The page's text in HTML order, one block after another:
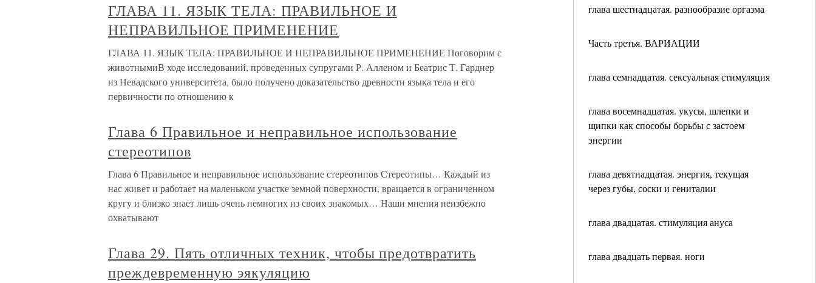
глава шестнадцатая. разнообразие оргазма
Часть третья. ВАРИАЦИИ
глава семнадцатая. сексуальная стимуляция
глава восемнадцатая. укусы, шлепки и
щипки как способы борьбы с застоем
энергии
глава девятнадцатая. энергия, текущая
через губы, соски и гениталии
глава двадцатая. стимуляция ануса
глава двадцать первая. ноги
ГЛАВА 11. ЯЗЫК ТЕЛА: ПРАВИЛЬНОЕ И
НЕПРАВИЛЬНОЕ ПРИМЕНЕНИЕ
ГЛАВА 11. ЯЗЫК ТЕЛА: ПРАВИЛЬНОЕ И НЕПРАВИЛЬНОЕ ПРИМЕНЕНИЕ Поговорим с
животнымиВ ходе исследований, проведенных супругами Р. Алленом и Беатрис Т. Гарднер
из Невадского университета, было получено доказательство древности языка тела и его
первичности по отношению к
Глава 6 Правильное и неправильное использование
стереотипов
Глава 6 Правильное и неправильное использование стереотипов Стереотипы… Каждый из
нас живет и работает на маленьком участке земной поверхности, вращается в ограниченном
кругу и близко знает лишь очень немногих из своих знакомых… Наши мнения неизбежно
охватывают
Глава 29. Пять отличных техник, чтобы предотвратить
преждевременную эякуляцию